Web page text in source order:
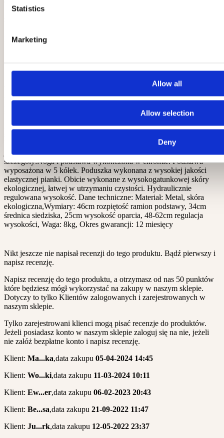
Statistics
Marketing
Allow all
Allow selection
Deny
130
paczkomaty
Historia zakupów (5)
Wygoda podczas wykonywania zabiegów kosmetycznych oraz
właściwa pozycja to niezwykle istotny czynnik determinujący
kosmetologów.Beauty System proponuje wyposażenie do
gabinetów SPA oraz meble kosmetyczne spełniające najwyższe
bardzo funkcjonalny i spełnia wyżej wymienione kryteria. Wysoka
jakość materiałów to dodatkowy atut modelu.Sprawdź
szczegóły:Noga i podstawa wykończona w chromie. Podstawa
wyposażona w 5 kółek. Poduszka wykonana z wysokiej jakości
elastycznej pianki. Obicie wykonane z wysokogatunkowej skóry
ekologicznej, łatwej w utrzymaniu czystości. Hydraulicznie
regulowana wysokość. Dane techniczne: Materiał: Metal, skóra
ekologiczna,Wymiary: 46cm rozpiętość ramion podstawy, 34cm
średnica siedziska, 25cm wysokość oparcia, 48-62cm regulacja
wysokości, Waga: 8kg, Okres gwarancji: 12 miesięcy
Nikt jeszcze nie napisał recenzji do tego produktu. Bądź pierwszy i
napisz recenzję.
Napisz recenzję do tego produktu, a otrzymasz od nas 50 punktów
które będziesz mógł wykorzystać na zakupy w naszym sklepie.
Dotyczy to tylko Klientów zalogowanych i zarejestrowanych w
naszym sklepie.
Tylko zarejestrowani klienci mogą pisać recenzje do produktów.
Jeżeli posiadasz konto w naszym sklepie zaloguj się na nie, jeżeli
nie załóż bezpłatne konto i napisz recenzję.
Klient: Ma...ka,data zakupu 05-04-2024 14:45
Klient: Wo...ki,data zakupu 11-03-2024 10:11
Klient: Ew...er,data zakupu 06-02-2023 20:43
Klient: Be...sa,data zakupu 21-09-2022 11:47
Klient: Ju...rk,data zakupu 12-05-2022 23:37